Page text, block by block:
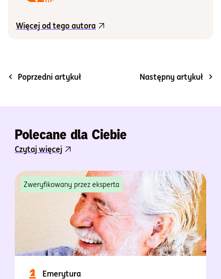
Więcej od tego autora
Poprzedni artykuł Następny artykuł
Polecane dla Ciebie
Czytaj więcej
Zweryfikowany przez eksperta
Emerytura